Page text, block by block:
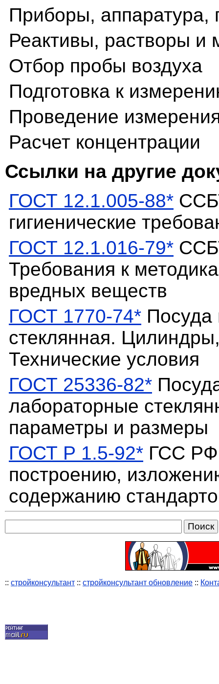
Приборы, аппаратура,
Реактивы, растворы и
Отбор пробы воздуха
Подготовка к
Проведение
Расчет концентрации
Ссылки на другие
ГОСТ 12.1.005-88*
гигиенические
ГОСТ 12.1.016-79*
Требования к
вредных веществ
ГОСТ 1770-74* Посуда
стеклянная.
Технические условия
ГОСТ 25336-82*
лабораторные
параметры и размеры
ГОСТ Р 1.5-92* ГСС
построению,
содержанию
:: стройконсультант :: стройконсультант обновление ::